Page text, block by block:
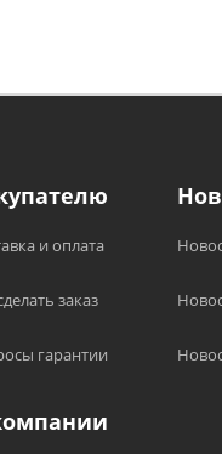
и оплата
заказ
гарантии